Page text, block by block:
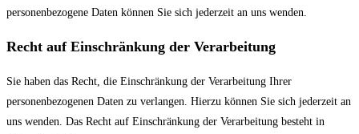
personenbezogene Daten können Sie sich jederzeit an uns wenden.
Recht auf Einschränkung der Verarbeitung
Sie haben das Recht, die Einschränkung der Verarbeitung Ihrer
personenbezogenen Daten zu verlangen. Hierzu können Sie sich jederzeit an
uns wenden. Das Recht auf Einschränkung der Verarbeitung besteht in